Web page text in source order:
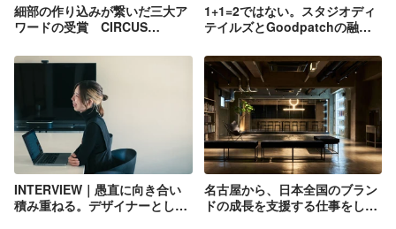
細部の作り込みが繋いだ三大ア
ワードの受賞 CIRCUS
【God is in the details #1 】
1+1=2ではない。スタジオディ
テイルズとGoodpatchの融合
INTERVIEW｜愚直に向き合い
積み重ねる。デザイナーとして
名古屋から、日本全国のブラン
ドの成長を支援する仕事をしま